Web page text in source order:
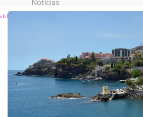
Notícias